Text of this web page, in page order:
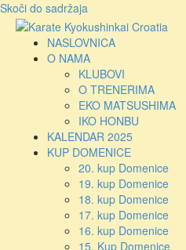
Skoči do sadržaja
NASLOVNICA
O NAMA
KLUBOVI
O TRENERIMA
EKO MATSUSHIMA
IKO HONBU
KALENDAR 2025
KUP DOMENICE
20. kup Domenice
19. kup Domenice
18. kup Domenice
17. kup Domenice
16. kup Domenice
15. Kup Domenice